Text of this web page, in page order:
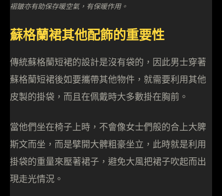
褶皺亦有助保存暖空氣，有保暖作用。
蘇格蘭裙其他配飾的重要性
傳統蘇格蘭短裙的設計是沒有袋的，因此男士穿著
蘇格蘭短裙後如要攜帶其他物件，就需要利用其他
皮製的掛袋，而且在佩戴時大多數掛在胸前。
當他們坐在椅子上時，不會像女士們般的合上大脾
斯文而坐，而是擘開大髀粗豪坐立，此時就是利用
掛袋的重量來壓著裙子，避免大風把裙子吹起而出
現走光情況。